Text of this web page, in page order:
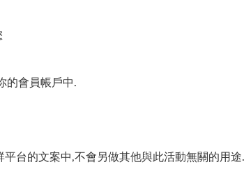
的會員帳戶中.
台的文案中,不會另做其他與此活動無關的用途.